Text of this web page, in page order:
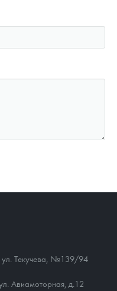
ул. Текучева, №139/94
Авиамоторная, д.12